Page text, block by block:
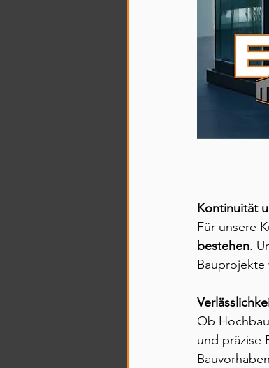
Kontinuität
Für unsere
bestehen.
Ob
und präzise